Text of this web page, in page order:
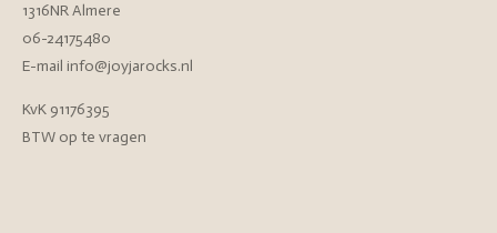
1316NR Almere
06-24175480
E-mail info@joyjarocks.nl
KvK 91176395
BTW op te vragen